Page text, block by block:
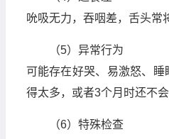
吮吸无力，吞咽差，舌头常
（5）异常行为
可能存在好哭、易激怒、
得太多，或者3个月时还不会
（6）特殊检查